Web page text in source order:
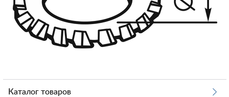
Каталог товаров